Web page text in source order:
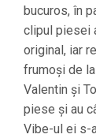
bucuros, în
clipul piesei
original, iar
frumoși de la
Valentin și
piese și au
Vibe-ul ei s-